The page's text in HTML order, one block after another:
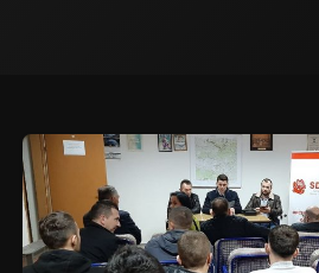
RUKOVODSTVO
ZASTUPNICI